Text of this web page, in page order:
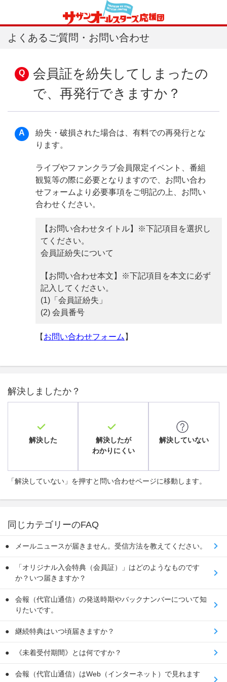
よくあるご質問・お問い合わせ
会員証を紛失してしまったの
で、再発行できますか？
紛失・破損された場合は、有料での再発行とな
ります。
ライブやファンクラブ会員限定イベント、番組
観覧等の際に必要となりますので、お問い合わ
せフォームより必要事項をご明記の上、お問い
合わせください。
【お問い合わせタイトル】※下記項目を選択し
てください。
会員証紛失について
【お問い合わせ本文】※下記項目を本文に必ず
記入してください。
(1)「会員証紛失」
(2) 会員番号
【 お問い合わせフォーム 】
解決しましたか？
解決した
解決したが
わかりにくい
解決していない
「解決していない」を押すと問い合わせページに移動します。
同じカテゴリーのFAQ
メールニュースが届きません。受信方法を教えてください。
「オリジナル入会特典（会員証）」はどのようなものです
か？いつ届きますか？
会報（代官山通信）の発送時期やバックナンバーについて知
りたいです。
継続特典はいつ頃届きますか？
《未着受付期間》とは何ですか？
会報（代官山通信）はWeb（インターネット）で見れます